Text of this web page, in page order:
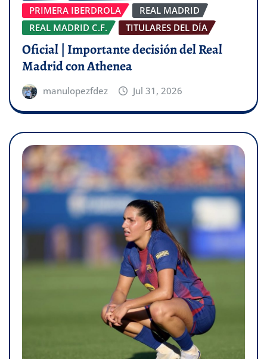
PRIMERA IBERDROLA
REAL MADRID
REAL MADRID C.F.
TITULARES DEL DÍA
Oficial | Importante decisión del Real
Madrid con Athenea
manulopezfdez Jul 31, 2026